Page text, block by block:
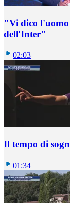
"Vi dico l'uomo
dell'Inter"
02:03
Il tempo di
01:34